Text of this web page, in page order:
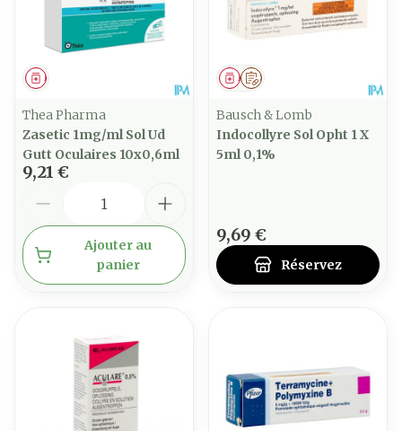
Médicament
Thea Pharma
Zasetic 1mg/ml Sol Ud
Gutt Oculaires 10x0,6ml
9,21 €
Ajouter au
panier
Sur prescription
Médicament
Bausch & Lomb
Indocollyre Sol Opht 1 X
5ml 0,1%
9,69 €
Réservez